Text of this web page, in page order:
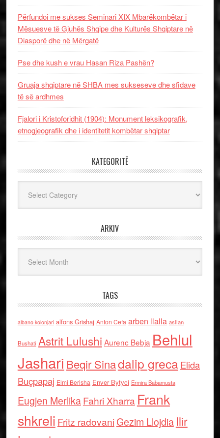
Përfundoi me sukses Seminari XIX Mbarëkombëtar i
Mësuesve të Gjuhës Shqipe dhe Kulturës Shqiptare në
Diasporë dhe në Mërgatë
Pse dhe kush e vrau Hasan Riza Pashën?
Gruaja shqiptare në SHBA mes sukseseve dhe sfidave
të së ardhmes
Fjalori i Kristoforidhit (1904): Monument leksikografik,
etnogjeografik dhe i identitetit kombëtar shqiptar
KATEGORITË
ARKIV
TAGS
albano kolonjari alfons Grishaj Anton Cefa arben llalla asllan
Bushati Astrit Lulushi Aurenc Bebja Behlul
Jashari Beqir Sinadalip grecaElida
Buçpapaj Elmi Berisha Enver Bytyci Ermira Babamusta
Eugjen MerlikaFahri Xharra Frank
shkreli Fritz radovaniGezim Llojdia Ilir